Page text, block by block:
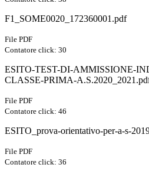
F1_SOME0020_172360001.pdf
File PDF
Contatore click: 30
ESITO-TEST-DI-AMMISSIONE-
CLASSE-PRIMA-
File PDF
Contatore click: 46
ESITO_prova-orientativo-per-a-s-
File PDF
Contatore click: 36